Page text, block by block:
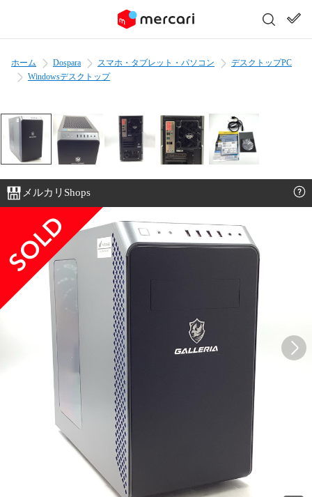
ホーム Dospara スマホ・タブレット・パソコン
デスクトップPC
Windowsデスクトップ
メルカリShops